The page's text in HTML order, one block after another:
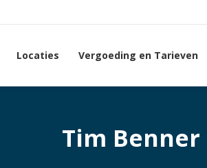
Locaties Vergoeding en Tarieven
Tim Benner